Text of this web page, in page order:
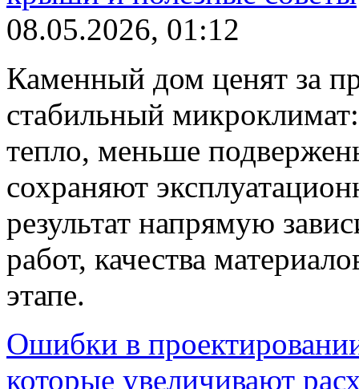
08.05.2026, 01:12
Каменный дом ценят за
стабильный
тепло, меньше
сохраняют
результат напрямую
работ, качества
этапе.
Ошибки в
которые увеличивают